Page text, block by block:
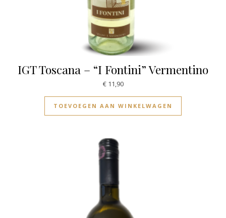
IGT Toscana – “I Fontini” Vermentino
€11,90
TOEVOEGEN AAN WINKELWAGEN